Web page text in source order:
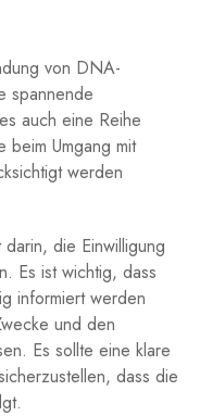
von DNA-
spannende
auch eine Reihe
Umgang mit
werden
die Einwilligung
Es ist wichtig, dass
informiert werden
und den
Es sollte eine klare
dass die